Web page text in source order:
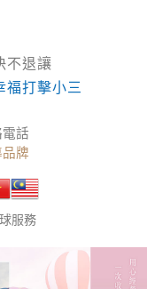
不退讓
福打擊小三
話
牌
服務